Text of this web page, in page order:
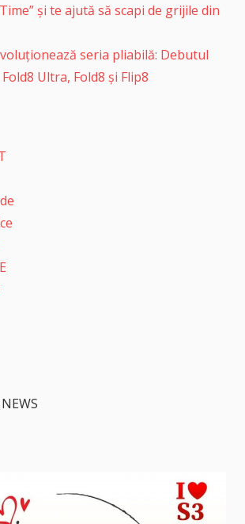
și te ajută să scapi de grijile din
seria pliabilă: Debutul
Ultra, Fold8 și Flip8